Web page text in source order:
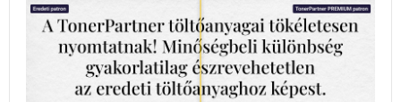
Patron CANON SMARTBASE MP700 PHOTO
Patron CANON SMARTBASE MP710
Patron CANON SMARTBASE MP730 PHOTO
Patron CANON SMARTBASE MP740
Patron CANON SMARTBASE MPC 400
Patron CANON SMARTBASE MPC 600